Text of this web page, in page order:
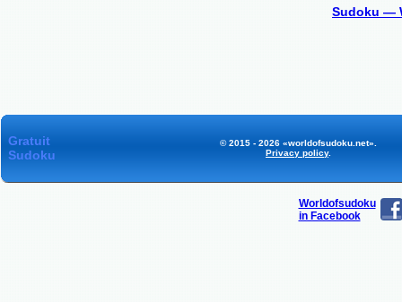
Sudoku —
Gratuit
Sudoku
© 2015 - 2026 «worldofsudoku.net».
Privacy policy.
Worldofsudoku
in Facebook